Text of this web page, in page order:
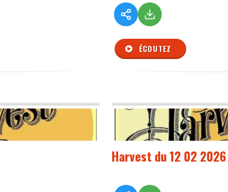
ÉCOUTEZ
Harvest du 12 02 2026